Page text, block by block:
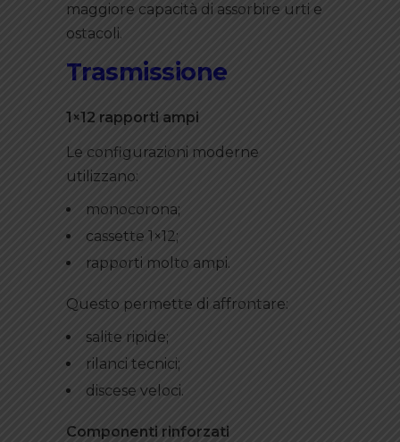
maggiore capacità di assorbire urti e
ostacoli.
Trasmissione
1×12 rapporti ampi
Le configurazioni moderne
utilizzano:
monocorona;
cassette 1×12;
rapporti molto ampi.
Questo permette di affrontare:
salite ripide;
rilanci tecnici;
discese veloci.
Componenti rinforzati